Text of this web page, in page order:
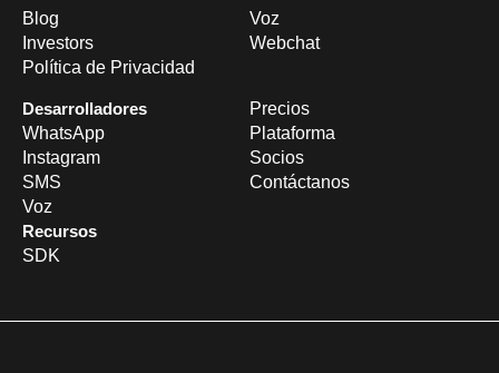
Blog
Investors
Política de Privacidad
Voz
Webchat
Desarrolladores
WhatsApp
Instagram
SMS
Voz
Recursos
SDK
Precios
Plataforma
Socios
Contáctanos